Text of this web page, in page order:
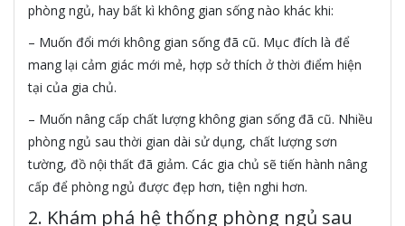
phòng ngủ, hay bất kì không gian sống nào khác khi:
– Muốn đổi mới không gian sống đã cũ. Mục đích là để
mang lại cảm giác mới mẻ, hợp sở thích ở thời điểm hiện
tại của gia chủ.
– Muốn nâng cấp chất lượng không gian sống đã cũ. Nhiều
phòng ngủ sau thời gian dài sử dụng, chất lượng sơn
tường, đồ nội thất đã giảm. Các gia chủ sẽ tiến hành nâng
cấp để phòng ngủ được đẹp hơn, tiện nghi hơn.
2. Khám phá hệ thống phòng ngủ sau